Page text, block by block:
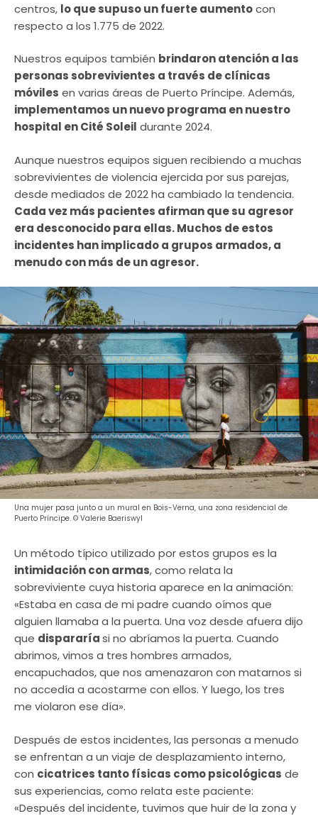
centros, lo que supuso un fuerte aumentocon
respecto a los 1.775 de 2022.
Nuestros equipos también brindaron atención a las
personas sobrevivientes a través de clínicas
móviles en varias áreas de Puerto Príncipe. Además,
implementamos un nuevo programa en nuestro
hospital en Cité Soleil durante 2024.
Aunque nuestros equipos siguen recibiendo a muchas
sobrevivientes de violencia ejercida por sus parejas,
desde mediados de 2022 ha cambiado la tendencia.
Cada vez más pacientes afirman que su agresor
era desconocido para ellas. Muchos de estos
incidentes han implicado a grupos armados, a
menudo con más de un agresor.
Una mujer pasa junto a un mural en Bois-Verna, una zona residencial de
Puerto Príncipe. © Valerie Baeriswyl
Un método típico utilizado por estos grupos es la
intimidación con armas, como relata la
sobreviviente cuya historia aparece en la animación:
«Estaba en casa de mi padre cuando oímos que
alguien llamaba a la puerta. Una voz desde afuera dijo
que dispararíasi no abríamos la puerta. Cuando
abrimos, vimos a tres hombres armados,
encapuchados, que nos amenazaron con matarnos si
no accedía a acostarme con ellos. Y luego, los tres
me violaron ese día».
Después de estos incidentes, las personas a menudo
se enfrentan a un viaje de desplazamiento interno,
con cicatrices tanto físicas como psicológicas de
sus experiencias, como relata este paciente:
«Después del incidente, tuvimos que huir de la zona y